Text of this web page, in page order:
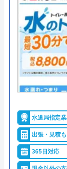
所在地
対応エリア
水道修理
※クチコミの内容
●累計実績
●保証・保険
水の救急士
の解決にあた
問い合わせか
ドの速さが強
解決したい
水道局指定
出張・見積
365日対応